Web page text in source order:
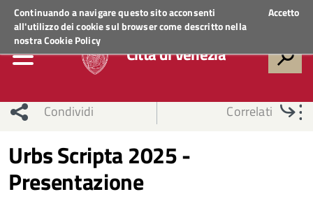
Continuando a navigare questo sito acconsenti
all'utilizzo dei cookie sul browser come descritto nella
nostraCookie Policy
Accetto
Regione VenetoACCEDI AI SERVIZI
Città di Venezia
Condividi Correlati
Urbs Scripta 2025 -
Presentazione